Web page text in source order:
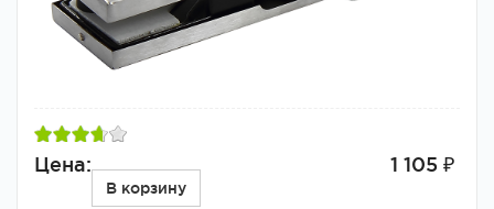
Цена: 1 105 ₽
В корзину